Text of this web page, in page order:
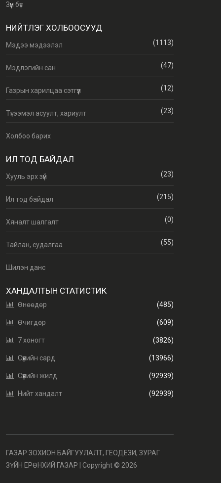
Зүүн бүс
НИЙТЛЭГ ХОЛБООСУУД
Мэдээ мэдээлэл (1113)
Мэдлэгийн сан (47)
Газрын харилцаа сэтгүүл (12)
Түгээмэл асуулт, хариулт (23)
Холбоо барих
ИЛ ТОД БАЙДАЛ
Хууль эрх зүй (23)
Ил тод байдал (215)
Хяналт шалгалт (0)
Тайлан, судалгаа (55)
Шилэн данс
ХАНДАЛТЫН СТАТИСТИК
Өнөөдөр (485)
Өчигдөр (609)
7 хоногт (3826)
Сүүлийн сард (13966)
Сүүлийн жилд (92939)
Нийт хандалт (92939)
ГАЗАР ЗОХИОН БАЙГУУЛАЛТ, ГЕОДЕЗИ, ЗУРАГ
ЗҮЙН ЕРӨНХИЙ ГАЗАР | Copyright © 2026